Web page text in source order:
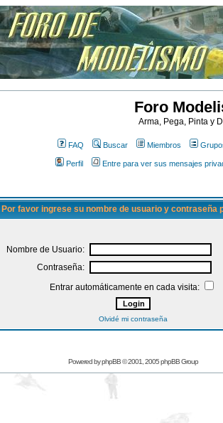
Foro
Arma, Pega, Pinta y
FAQ Buscar Miembros
Perfil Entre para ver sus mensajes
Por favor ingrese su nombre de usuario y contraseña
Nombre de Usuario:
Contraseña:
Entrar automáticamente en cada visita:
Olvidé mi contraseña
Powered byphpBB© 2001, 2005 phpBB Group